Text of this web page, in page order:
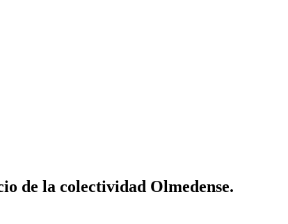
de la colectividad Olmedense.